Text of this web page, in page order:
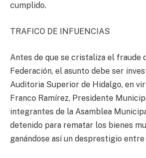
cumplido.
TRAFICO DE INFUENCIAS
Antes de que se cristaliza el fraude
Federación, el asunto debe ser
Auditoria Superior de Hidalgo, en
Franco Ramírez, Presidente
integrantes de la Asamblea
detenido para rematar los bienes
ganándose así un desprestigio